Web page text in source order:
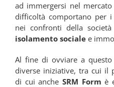
ad immergersi nel
difficoltà comportano per
nei confronti della
isolamento sociale e
Al fine di ovviare a
diverse iniziative, tra cui il
di cui anche SRM Form è